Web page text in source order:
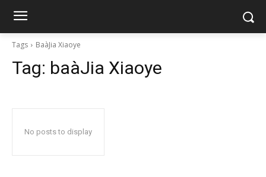
Tags BaàJia Xiaoye
Tag: baàJia Xiaoye
No posts to display